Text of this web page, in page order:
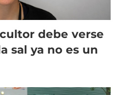
debe verse
sal ya no es un